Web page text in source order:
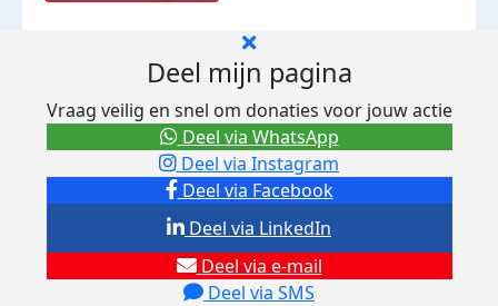
Deel mijn pagina
Vraag veilig en snel om donaties voor jouw actie
Deel via Facebook
Deel via Instagram
Deel via e-mail
Deel via SMS
Deel via LinkedIn
Deel via WhatsApp